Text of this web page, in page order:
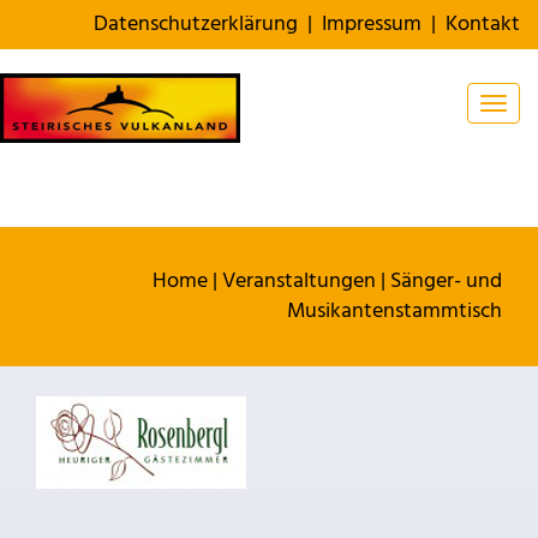
Datenschutzerklärung | Impressum | Kontakt
Home|Veranstaltungen | Sänger- und
Musikantenstammtisch